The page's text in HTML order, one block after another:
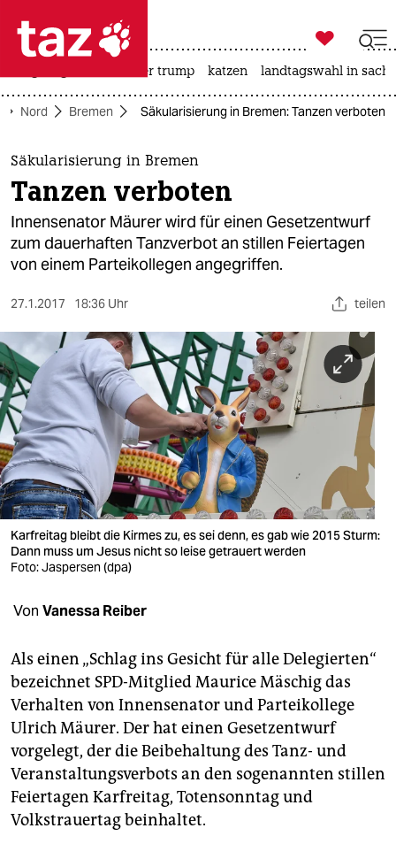
 taz zahl ich
taz zahl ich
themen
politik
öko
sport
berlin
nord
wahrheit
verlag
verlag
shop
fragen & hilfe
unterstützen
abo
genossenschaft
epaper login

taz zahl ich
usa unter trump katzen landtagswahl in
Nord Bremen Säkularisierung in Bremen: Tanzen verboten
Säkularisierung in Bremen
Tanzen verboten
Innensenator Mäurer wird für einen Gesetzentwurf
zum dauerhaften Tanzverbot an stillen Feiertagen
von einem Parteikollegen angegriffen.
27.1.2017 18:36 Uhr teilen
Karfreitag bleibt die Kirmes zu, es sei denn, es gab wie 2015 Sturm:
Dann muss um Jesus nicht so leise getrauert werden
Foto: Jaspersen (dpa)
Von Vanessa Reiber
Als einen „Schlag ins Gesicht für alle Delegierten“
bezeichnet SPD-Mitglied Maurice Mäschig das
Verhalten von Innensenator und Parteikollege
Ulrich Mäurer. Der hat einen Gesetzentwurf
vorgelegt, der die Beibehaltung des Tanz- und
Veranstaltungsverbots an den sogenannten stillen
Feiertagen Karfreitag, Totensonntag und
Volkstrauertag beinhaltet.